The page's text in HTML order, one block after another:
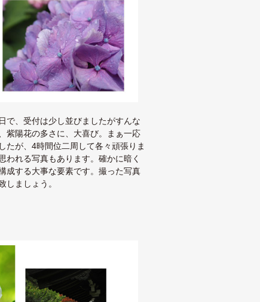
で、受付は少し並びましたがすんな
紫陽花の多さに、大喜び。まぁ一応
たが、4時間位二周して各々頑張りま
われる写真もあります。確かに暗く
成する大事な要素です。撮った写真
ましょう。